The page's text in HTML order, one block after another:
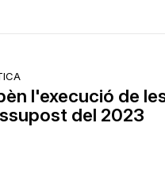
l'execució de
del 2023